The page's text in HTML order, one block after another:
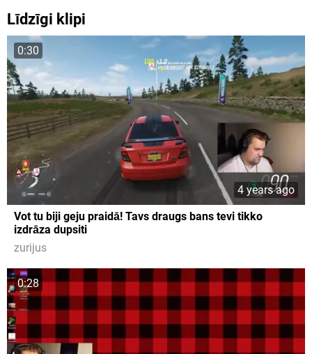
Līdzīgi klipi
0:30
4 years ago
Vot tu biji geju praidā! Tavs draugs bans tevi tikko
izdrāza dupsiti
zurijus
0:28